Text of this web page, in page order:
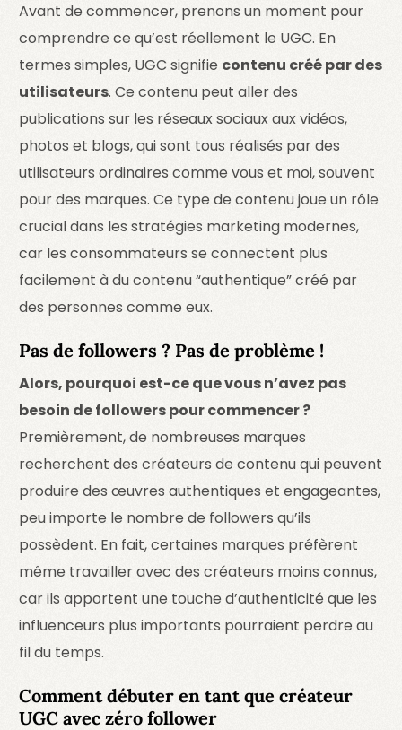
Avant de commencer, prenons un moment pour
comprendre ce qu’est réellement le UGC. En
termes simples, UGC signifie contenu créé par des
utilisateurs. Ce contenu peut aller des
publications sur les réseaux sociaux aux vidéos,
photos et blogs, qui sont tous réalisés par des
utilisateurs ordinaires comme vous et moi, souvent
pour des marques. Ce type de contenu joue un rôle
crucial dans les stratégies marketing modernes,
car les consommateurs se connectent plus
facilement à du contenu “authentique” créé par
des personnes comme eux.
Pas de followers ? Pas de problème !
Alors, pourquoi est-ce que vous n’avez pas
besoin de followers pour commencer ?
Premièrement, de nombreuses marques
recherchent des créateurs de contenu qui peuvent
produire des œuvres authentiques et engageantes,
peu importe le nombre de followers qu’ils
possèdent. En fait, certaines marques préfèrent
même travailler avec des créateurs moins connus,
car ils apportent une touche d’authenticité que les
influenceurs plus importants pourraient perdre au
fil du temps.
Comment débuter en tant que créateur
UGC avec zéro follower